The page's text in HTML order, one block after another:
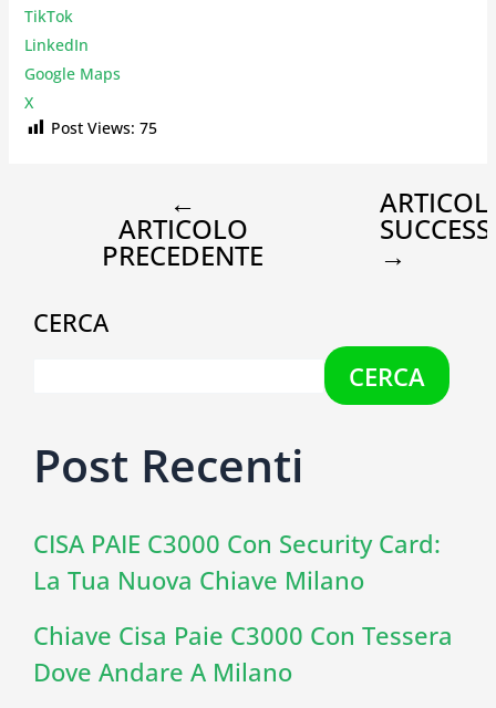
TikTok
LinkedIn
Google Maps
X
Post Views: 75
←
ARTICOLO
PRECEDENTE →
CERCA
CERCA
Post Recenti
CISA PAIE C3000 Con Security Card:
La Tua Nuova Chiave Milano
Chiave Cisa Paie C3000 Con Tessera
Dove Andare A Milano